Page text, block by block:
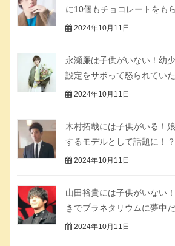
に10個もチョコレートをも
2024年10月11日
永瀬廉は子供がいない！幼
設定をサボって怒られていた
2024年10月11日
木村拓哉には子供がいる！
するモデルとして話題に！？
2024年10月11日
山田裕貴には子供がいない
きでプラネタリウムに夢中
2024年10月11日